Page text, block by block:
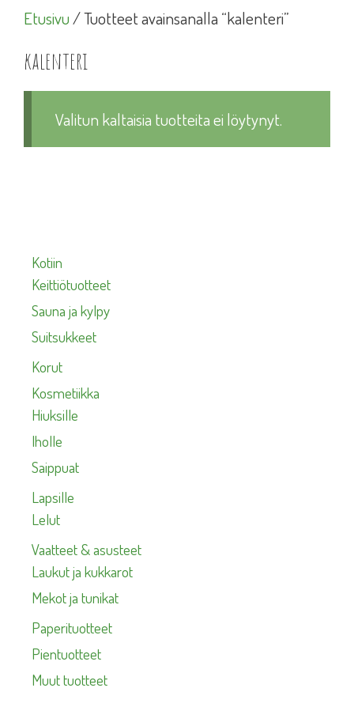
Etusivu/ Tuotteet avainsanalla “kalenteri”
kalenteri
Valitun kaltaisia tuotteita ei löytynyt.
Kotiin
Keittiötuotteet
Sauna ja kylpy
Suitsukkeet
Korut
Kosmetiikka
Hiuksille
Iholle
Saippuat
Lapsille
Lelut
Vaatteet & asusteet
Laukut ja kukkarot
Mekot ja tunikat
Paperituotteet
Pientuotteet
Muut tuotteet